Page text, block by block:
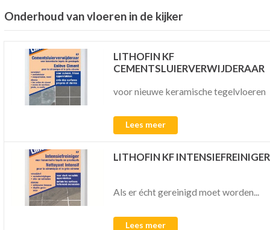
Onderhoud van vloeren in de kijker
LITHOFIN KF
CEMENTSLUIERVERWIJDERAAR
voor nieuwe keramische tegelvloeren
Lees meer
LITHOFIN KF INTENSIEFREINIGER
Als er écht gereinigd moet worden...
Lees meer